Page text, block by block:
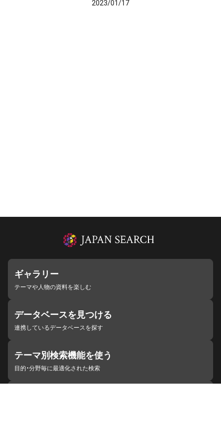
2023/01/17
ギャラリー
テーマや人物の資料を楽しむ
データベースを見つける
連携しているデータベースを探す
テーマ別検索機能を使う
目的・分野毎に最適化された検索